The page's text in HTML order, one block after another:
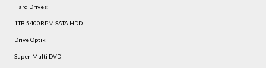
Hard Drives:
1TB 5400RPM SATA HDD
Drive Optik
Super-Multi DVD